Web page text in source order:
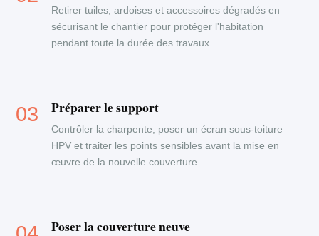
Retirer tuiles, ardoises et accessoires dégradés en
sécurisant le chantier pour protéger l'habitation
pendant toute la durée des travaux.
Préparer le support
Contrôler la charpente, poser un écran sous-toiture
HPV et traiter les points sensibles avant la mise en
œuvre de la nouvelle couverture.
Poser la couverture neuve